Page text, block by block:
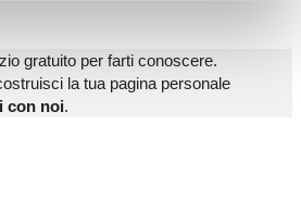
gratuito per farti conoscere.
la tua pagina personale
con noi.